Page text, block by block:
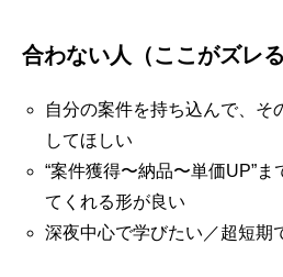
合わない人（ここがズレ
自分の案件を持ち込んで、そ
してほしい
“案件獲得〜納品〜単価UP”
てくれる形が良い
深夜中心で学びたい／超短期